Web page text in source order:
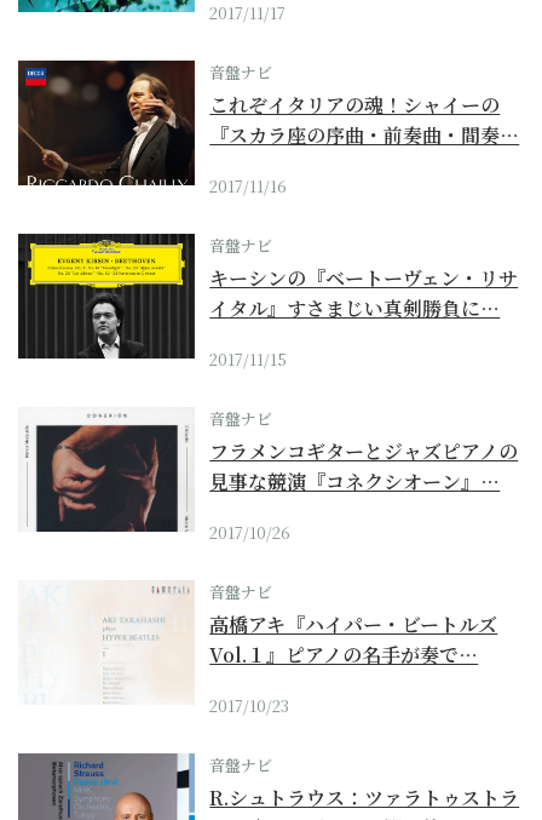
2017/11/17
音盤ナビ
これぞイタリアの魂！シャイーの
『スカラ座の序曲・前奏曲・間奏…
2017/11/16
音盤ナビ
キーシンの『ベートーヴェン・リサ
イタル』すさまじい真剣勝負に…
2017/11/15
音盤ナビ
フラメンコギターとジャズピアノの
見事な競演『コネクシオーン』…
2017/10/26
音盤ナビ
高橋アキ『ハイパー・ビートルズ
Vol.１』ピアノの名手が奏で…
2017/10/23
音盤ナビ
R.シュトラウス：ツァラトゥストラ